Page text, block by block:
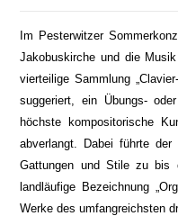
Im Pesterwitzer
Jakobuskirche und die
vierteilige Sammlung
suggeriert, ein Übungs-
höchste kompositorische
abverlangt. Dabei führte
Gattungen und Stile zu bis
landläufige Bezeichnung
Werke des umfangreichsten